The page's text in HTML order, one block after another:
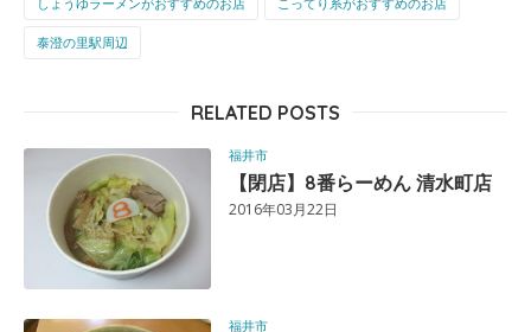
泰澄の里駅周辺
RELATED POSTS
福井市
【閉店】8番らーめん 清水町店
2016年03月22日
福井市